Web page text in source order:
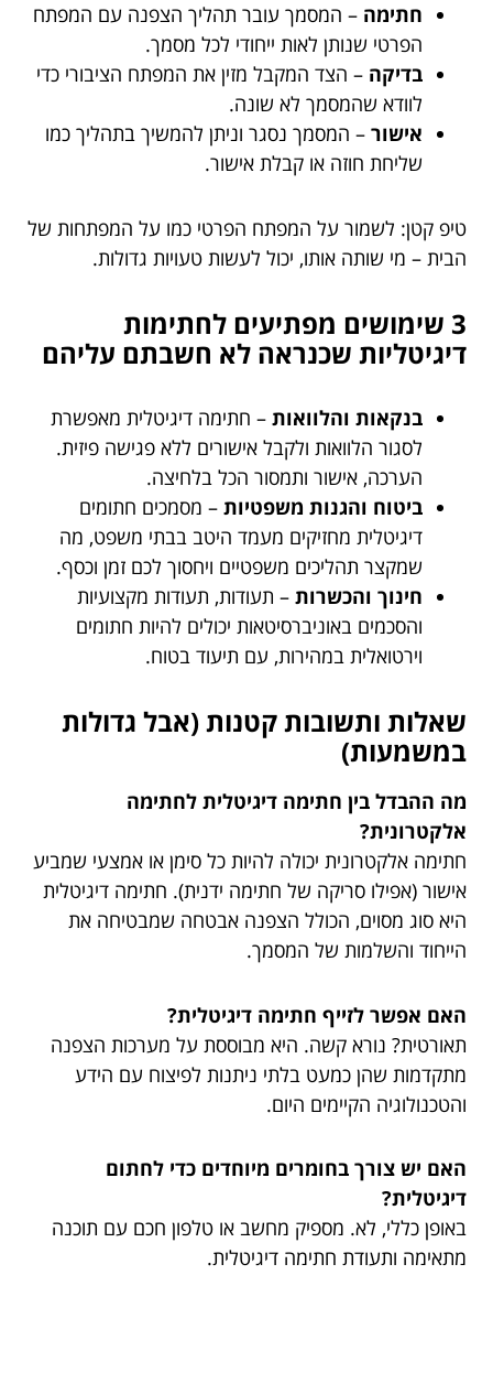
חתימה – המסמך עובר תהליך הצפנה עם המפתח
הפרטי שנותן לאות ייחודי לכל מסמך.
בדיקה – הצד המקבל מזין את המפתח הציבורי כדי
לוודא שהמסמך לא שונה.
אישור – המסמך נסגר וניתן להמשיך בתהליך כמו
שליחת חוזה או קבלת אישור.
טיפ קטן: לשמור על המפתח הפרטי כמו על המפתחות של
הבית – מי שותה אותו, יכול לעשות טעויות גדולות.
3 שימושים מפתיעים לחתימות
דיגיטליות שכנראה לא חשבתם עליהם
בנקאות והלוואות – חתימה דיגיטלית מאפשרת
לסגור הלוואות ולקבל אישורים ללא פגישה פיזית.
הערכה, אישור ותמסור הכל בלחיצה.
ביטוח והגנות משפטיות – מסמכים חתומים
דיגיטלית מחזיקים מעמד היטב בבתי משפט, מה
שמקצר תהליכים משפטיים ויחסוך לכם זמן וכסף.
חינוך והכשרות – תעודות, תעודות מקצועיות
והסכמים באוניברסיטאות יכולים להיות חתומים
וירטואלית במהירות, עם תיעוד בטוח.
שאלות ותשובות קטנות (אבל גדולות
במשמעות)
מה ההבדל בין חתימה דיגיטלית לחתימה
אלקטרונית?
חתימה אלקטרונית יכולה להיות כל סימן או אמצעי שמביע
אישור (אפילו סריקה של חתימה ידנית). חתימה דיגיטלית
היא סוג מסוים, הכולל הצפנה אבטחה שמבטיחה את
הייחוד והשלמות של המסמך.
האם אפשר לזייף חתימה דיגיטלית?
תאורטית? נורא קשה. היא מבוססת על מערכות הצפנה
מתקדמות שהן כמעט בלתי ניתנות לפיצוח עם הידע
והטכנולוגיה הקיימים היום.
האם יש צורך בחומרים מיוחדים כדי לחתום
דיגיטלית?
באופן כללי, לא. מספיק מחשב או טלפון חכם עם תוכנה
מתאימה ותעודת חתימה דיגיטלית.